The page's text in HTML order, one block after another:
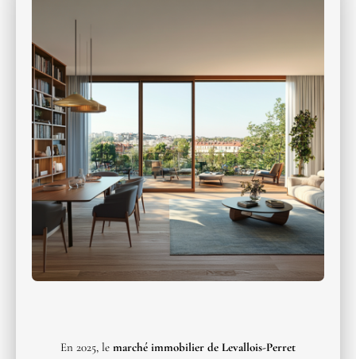
En 2025, le marché immobilier de Levallois-Perret